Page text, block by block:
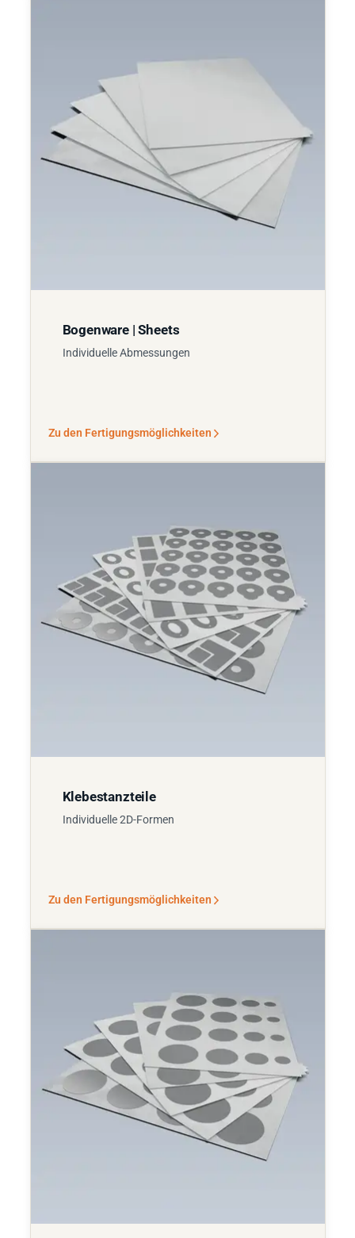
Bogenware | Sheets
Individuelle Abmessungen
Zu den Fertigungsmöglichkeiten
Klebestanzteile
Individuelle 2D-Formen
Zu den Fertigungsmöglichkeiten